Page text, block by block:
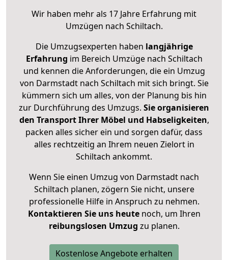
Wir haben mehr als 17 Jahre Erfahrung mit
Umzügen nach Schiltach.
Die Umzugsexperten haben langjährige
Erfahrung im Bereich Umzüge nach Schiltach
und kennen die Anforderungen, die ein Umzug
von Darmstadt nach Schiltach mit sich bringt. Sie
kümmern sich um alles, von der Planung bis hin
zur Durchführung des Umzugs. Sie organisieren
den Transport Ihrer Möbel und Habseligkeiten,
packen alles sicher ein und sorgen dafür, dass
alles rechtzeitig an Ihrem neuen Zielort in
Schiltach ankommt.
Wenn Sie einen Umzug von Darmstadt nach
Schiltach planen, zögern Sie nicht, unsere
professionelle Hilfe in Anspruch zu nehmen.
Kontaktieren Sie uns heutenoch, um Ihren
reibungslosen Umzug zu planen.
Kostenlose Angebote erhalten